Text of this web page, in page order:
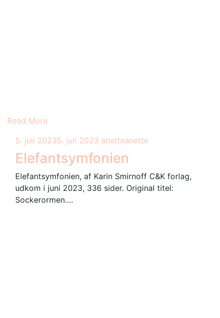
Read More
5. juli 20235. juli 2023 anetteanette
Elefantsymfonien
Elefantsymfonien, af Karin Smirnoff C&K forlag,
udkom i juni 2023, 336 sider. Original titel:
Sockerormen.…